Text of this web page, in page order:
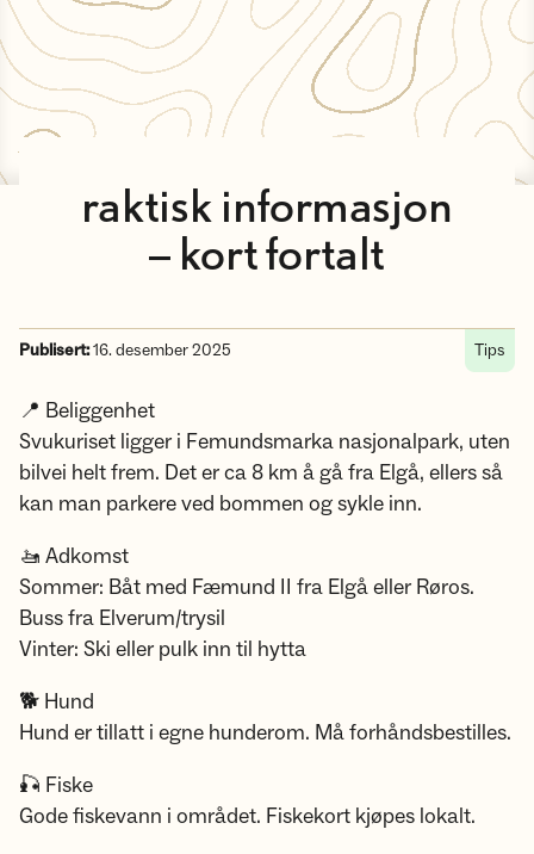
raktisk informasjon
– kort fortalt
Publisert:16. desember 2025 Tips
📍 Beliggenhet
Svukuriset ligger i Femundsmarka nasjonalpark, uten
bilvei helt frem. Det er ca 8 km å gå fra Elgå, ellers så
kan man parkere ved bommen og sykle inn.
🚤 Adkomst
Sommer: Båt med Fæmund II fra Elgå eller Røros.
Buss fra Elverum/trysil
Vinter: Ski eller pulk inn til hytta
🐕 Hund
Hund er tillatt i egne hunderom. Må forhåndsbestilles.
🎣 Fiske
Gode fiskevann i området. Fiskekort kjøpes lokalt.